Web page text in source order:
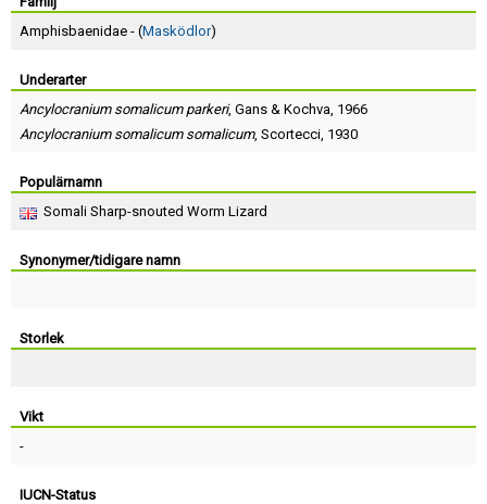
Amphisbaenidae - (Masködlor)
Underarter
Ancylocranium somalicum parkeri, Gans & Kochva, 1966
Ancylocranium somalicum somalicum, Scortecci, 1930
Populärnamn
Somali Sharp-snouted Worm Lizard
Synonymer/tidigare namn
Storlek
Vikt
-
IUCN-Status